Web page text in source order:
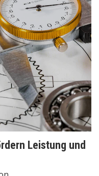
Leistung und